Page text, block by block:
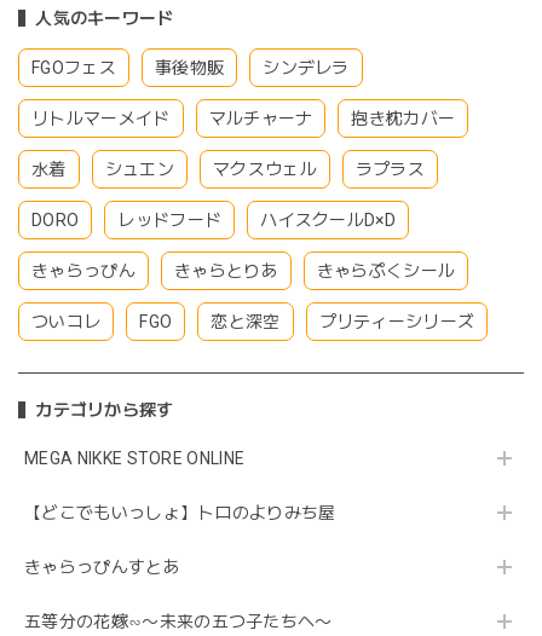
人気のキーワード
FGOフェス 事後物販 シンデレラ
リトルマーメイド マルチャーナ 抱き枕カバー
水着 シュエン マクスウェル ラプラス
DORO レッドフード ハイスクールD×D
きゃらっぴん きゃらとりあ きゃらぷくシール
ついコレ FGO 恋と深空 プリティーシリーズ
カテゴリから探す
MEGA NIKKE STORE ONLINE
【どこでもいっしょ】トロのよりみち屋
きゃらっぴんすとあ
五等分の花嫁∽〜未来の五つ子たちへ〜